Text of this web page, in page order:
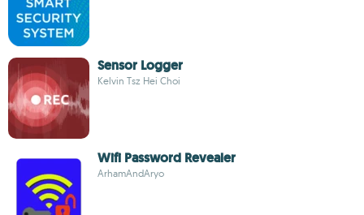
Sensor Logger
Kelvin Tsz Hei Choi
Wifi Password Revealer
ArhamAndAryo